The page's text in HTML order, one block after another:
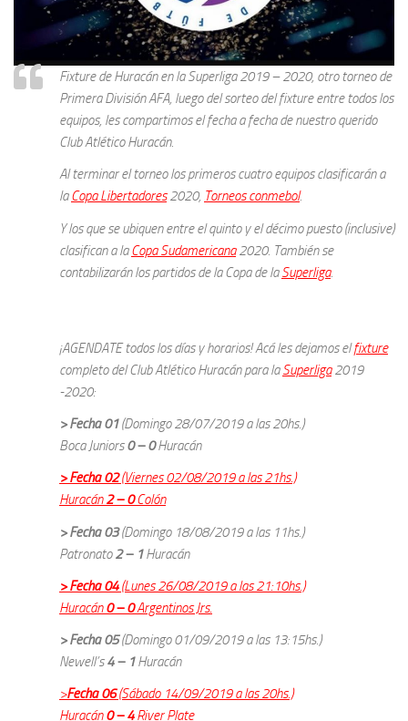
Fixture de Huracán en la Superliga 2019 – 2020, otro torneo de
Primera División AFA, luego del sorteo del fixture entre todos los
equipos, les compartimos el fecha a fecha de nuestro querido
Club Atlético Huracán.
Al terminar el torneo los primeros cuatro equipos clasificarán a
laCopa Libertadores2020, Torneos conmebol.
Y los que se ubiquen entre el quinto y el décimo puesto (inclusive)
clasifican a laCopa Sudamericana2020. También se
contabilizarán los partidos de la Copa de laSuperliga.
¡AGENDATE todos los días y horarios! Acá les dejamos elfixture
completo del Club Atlético Huracán para laSuperliga2019
-2020:
> Fecha 01(Domingo 28/07/2019 a las 20hs.)
Boca Juniors0 – 0Huracán
> Fecha 02(Viernes 02/08/2019 a las 21hs.)
Huracán2 – 0Colón
> Fecha 03(Domingo 18/08/2019 a las 11hs.)
Patronato2 – 1Huracán
> Fecha 04(Lunes 26/08/2019 a las 21:10hs.)
Huracán0 – 0Argentinos Jrs.
> Fecha 05(Domingo 01/09/2019 a las 13:15hs.)
Newell’s4 – 1Huracán
>Fecha 06(Sábado 14/09/2019 a las 20hs.)
Huracán0 – 4River Plate